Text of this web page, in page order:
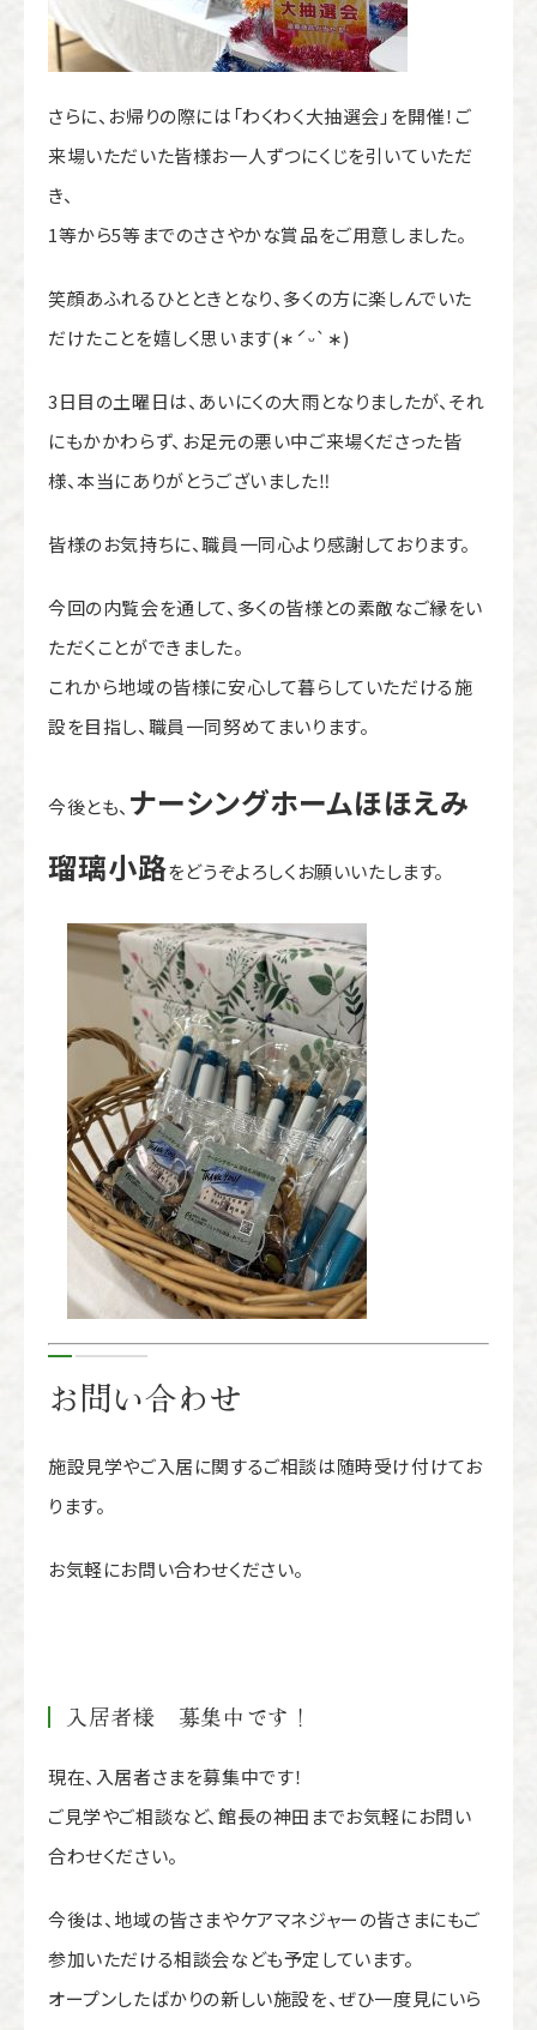
さらに、お帰りの際には「わくわく大抽選会」を開催！ご
来場いただいた皆様お一人ずつにくじを引いていただ
き、
1等から5等までのささやかな賞品をご用意しました。
笑顔あふれるひとときとなり、多くの方に楽しんでいた
だけたことを嬉しく思います(∗ˊᵕ`∗)
3日目の土曜日は、あいにくの大雨となりましたが、それ
にもかかわらず、お足元の悪い中ご来場くださった皆
様、本当にありがとうございました‼
皆様のお気持ちに、職員一同心より感謝しております。
今回の内覧会を通して、多くの皆様との素敵なご縁をい
ただくことができました。
これから地域の皆様に安心して暮らしていただける施
設を目指し、職員一同努めてまいります。
今後とも、 ナーシングホームほほえみ
瑠璃小路をどうぞよろしくお願いいたします。
お問い合わせ
施設見学やご入居に関するご相談は随時受け付けてお
ります。
お気軽にお問い合わせください。
入居者様 募集中です！
現在、入居者さまを募集中です！
ご見学やご相談など、館長の神田までお気軽にお問い
合わせください。
今後は、地域の皆さまやケアマネジャーの皆さまにもご
参加いただける相談会なども予定しています。
オープンしたばかりの新しい施設を、ぜひ一度見にいら